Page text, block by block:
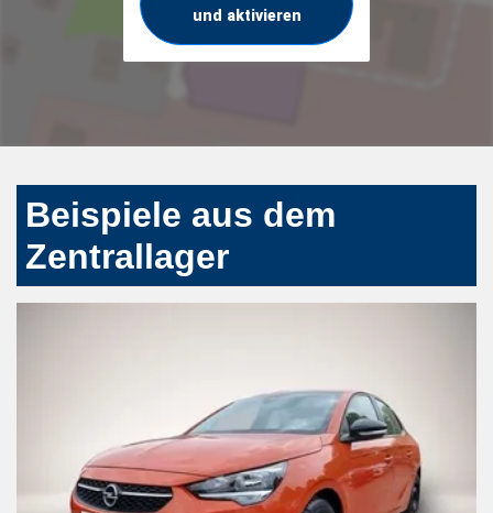
und aktivieren
Beispiele aus dem
Zentrallager